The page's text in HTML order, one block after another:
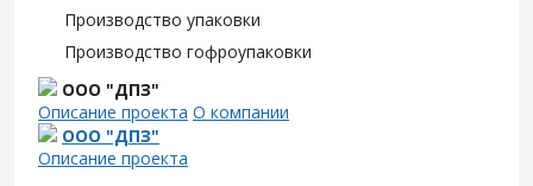
Производство упаковки
Производство гофроупаковки
ООО "ДПЗ"
Описание проекта О компании
ООО "ДПЗ"
Описание проекта